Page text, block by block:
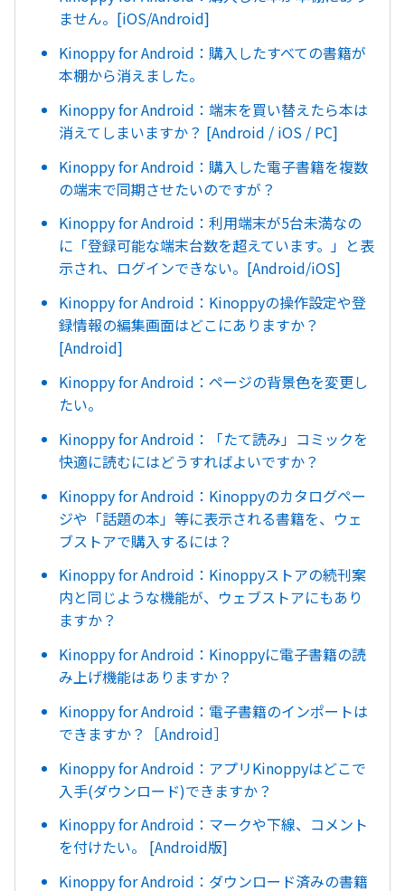
ません。[iOS/Android]
Kinoppy for Android：購入したすべての書籍が
本棚から消えました。
Kinoppy for Android：端末を買い替えたら本は
消えてしまいますか？ [Android / iOS / PC]
Kinoppy for Android：購入した電子書籍を複数
の端末で同期させたいのですが？
Kinoppy for Android：利用端末が5台未満なの
に「登録可能な端末台数を超えています。」と表
示され、ログインできない。[Android/iOS]
Kinoppy for Android：Kinoppyの操作設定や登
録情報の編集画面はどこにありますか？
[Android]
Kinoppy for Android：ページの背景色を変更し
たい。
Kinoppy for Android：「たて読み」コミックを
快適に読むにはどうすればよいですか？
Kinoppy for Android：Kinoppyのカタログペー
ジや「話題の本」等に表示される書籍を、ウェ
ブストアで購入するには？
Kinoppy for Android：Kinoppyストアの続刊案
内と同じような機能が、ウェブストアにもあり
ますか？
Kinoppy for Android：Kinoppyに電子書籍の読
み上げ機能はありますか？
Kinoppy for Android：電子書籍のインポートは
できますか？［Android］
Kinoppy for Android：アプリKinoppyはどこで
入手(ダウンロード)できますか？
Kinoppy for Android：マークや下線、コメント
を付けたい。 [Android版]
Kinoppy for Android：ダウンロード済みの書籍